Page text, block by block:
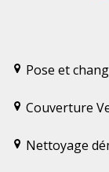
Pose et
Couverture
Nettoyage